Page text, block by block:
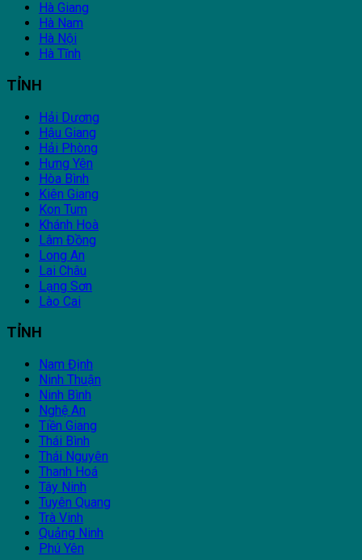
Hà Giang
Hà Nam
Hà Nội
Hà Tĩnh
TỈNH
Hải Dương
Hậu Giang
Hải Phòng
Hưng Yên
Hòa Bình
Kiên Giang
Kon Tum
Khánh Hoà
Lâm Đồng
Long An
Lai Châu
Lạng Sơn
Lào Cai
TỈNH
Nam Định
Ninh Thuận
Ninh Bình
Nghệ An
Tiền Giang
Thái Bình
Thái Nguyên
Thanh Hoá
Tây Ninh
Tuyên Quang
Trà Vinh
Quảng Ninh
Phú Yên